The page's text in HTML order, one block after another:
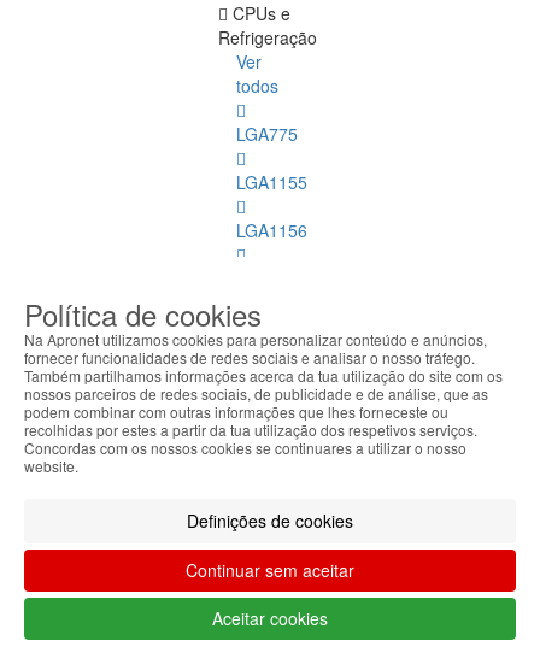
CPUs e
Refrigeração
Ver
todos
LGA775
LGA1155
LGA1156
LGA2011
LGA1150
AMD
Refrigeração
Memórias
Dimm
Memórias
Política de cookies
Na Apronet utilizamos cookies para personalizar conteúdo e anúncios,
fornecer funcionalidades de redes sociais e analisar o nosso tráfego.
Também partilhamos informações acerca da tua utilização do site com os
nossos parceiros de redes sociais, de publicidade e de análise, que as
podem combinar com outras informações que lhes forneceste ou
recolhidas por estes a partir da tua utilização dos respetivos serviços.
Concordas com os nossos cookies se continuares a utilizar o nosso
website.
Definições de cookies
Continuar sem aceitar
Aceitar cookies